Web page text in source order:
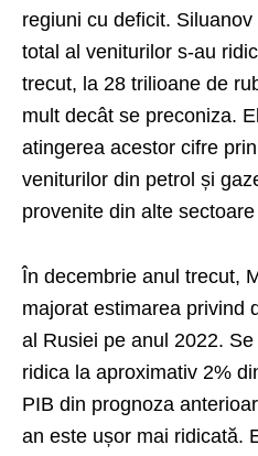
regiuni cu deficit.
total al veniturilor s-au
trecut, la 28 trilioane de
mult decât se preconiza.
atingerea acestor cifre
veniturilor din petrol și
provenite din alte
În decembrie anul trecut,
majorat estimarea privind
al Rusiei pe anul 2022.
ridica la aproximativ 2%
PIB din prognoza
an este ușor mai ridicată.